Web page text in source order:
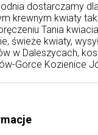
dostarczamy
krewnym kwiaty
Tania
świeże kwiaty,
w Daleszycach,
Gorce Kozienice